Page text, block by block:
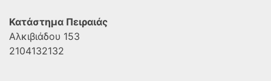
Κατάστημα Πειραιάς
Αλκιβιάδου 153
2104132132